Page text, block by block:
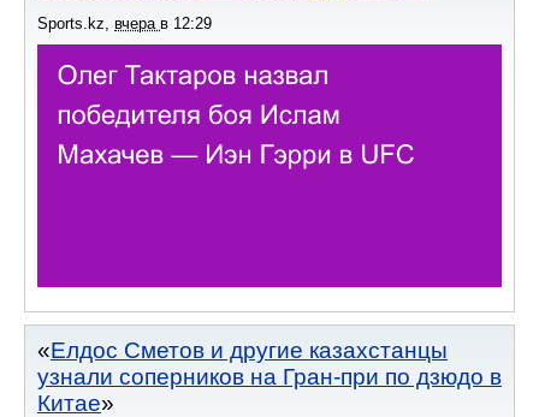
Sports.kz, вчера в 12:29
Елдос Сметов и другие казахстанцы
узнали соперников на Гран-при по дзюдо в
Китае